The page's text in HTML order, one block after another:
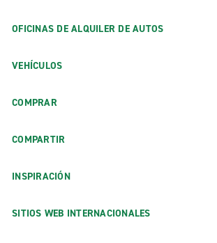
OFICINAS DE ALQUILER DE AUTOS
VEHÍCULOS
COMPRAR
COMPARTIR
INSPIRACIÓN
SITIOS WEB INTERNACIONALES